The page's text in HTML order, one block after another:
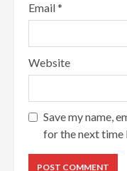
Email*
Website
Save my name,
for the next time